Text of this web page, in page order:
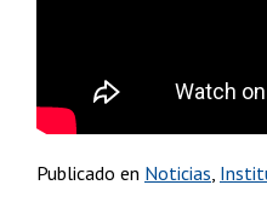
Publicado en Noticias